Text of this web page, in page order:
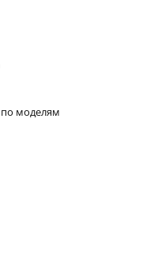
по моделям